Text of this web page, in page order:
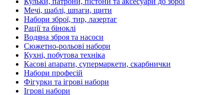
Мечі, шаблі, шпаги, щити
Набори зброї, тир, лазертаг
Рації та біноклі
Водяна зброя та насоси
Сюжетно-рольові набори
Кухні, побутова техніка
Касові апарати, супермаркети, скарбнички
Набори професій
Фігурки та ігрові набори
Ігрові набори